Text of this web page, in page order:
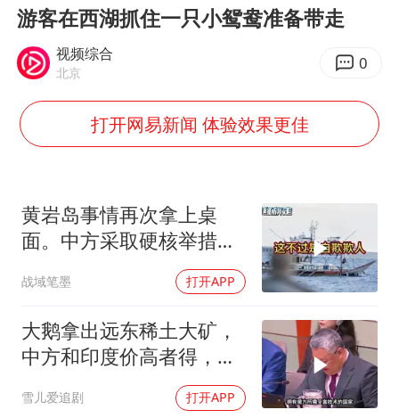
《龙餐馆》 冲奖
女子发现前夫婚内与第三者育子
以军士兵把枪口对准中国记者
萌娃帮爷爷脱玉米 卖力干活超可爱
灌溉水坝被隔成鱼塘 村民投诉20余年
奋力开创中国式现代化建设新局面
游客在西湖抓住一只小鸳鸯准备带走
视频综合
北京 0
打开网易新闻 体验效果更佳
黄岩岛事情再次拿上桌
面。中方采取硬核举措，
引发了各方的大量关注，
一起来听听
战域笔墨 打开APP
大鹅拿出远东稀土大矿，
中方和印度价高者得，背
雪儿爱追剧 打开APP